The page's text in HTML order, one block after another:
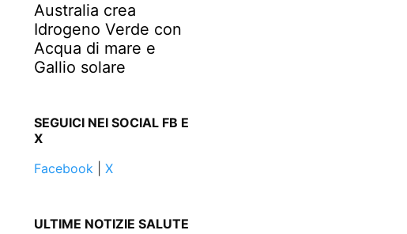
Australia crea
Idrogeno Verde con
Acqua di mare e
Gallio solare
SEGUICI NEI SOCIAL FB E
X
Facebook| X
ULTIME NOTIZIE SALUTE